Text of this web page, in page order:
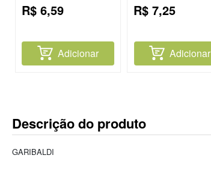
R$ 6,59
Adicionar
R$ 7,25
Adicionar
Descrição do produto
GARIBALDI